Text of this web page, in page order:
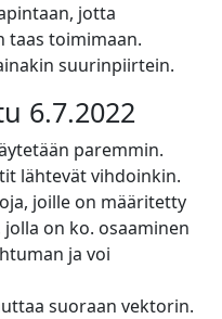
jotta
taas toimimaan.
suurinpiirtein.
6.7.2022
paremmin.
lähtevät vihdoinkin.
joille on määritetty
on ko. osaaminen
ja voi
suoraan vektorin.